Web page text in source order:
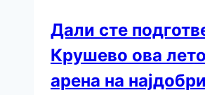
Дали сте
Крушево ова
арена на